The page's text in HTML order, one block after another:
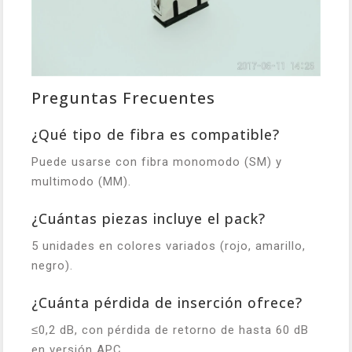
Preguntas Frecuentes
¿Qué tipo de fibra es compatible?
Puede usarse con fibra monomodo (SM) y
multimodo (MM).
¿Cuántas piezas incluye el pack?
5 unidades en colores variados (rojo, amarillo,
negro).
¿Cuánta pérdida de inserción ofrece?
≤0,2 dB, con pérdida de retorno de hasta 60 dB